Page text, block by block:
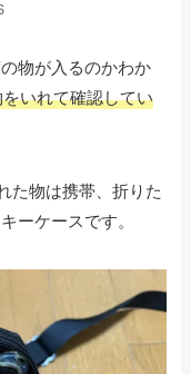
物が入るのかわか
いれて確認してい
た物は携帯、折りた
ーケースです。